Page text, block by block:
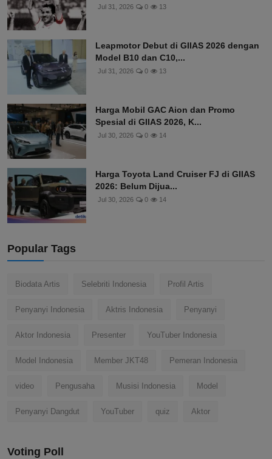
Jul 31, 2026 0 13
Leapmotor Debut di GIIAS 2026 dengan
Model B10 dan C10,...
Jul 31, 2026 0 13
Harga Mobil GAC Aion dan Promo
Spesial di GIIAS 2026, K...
Jul 30, 2026 0 14
Harga Toyota Land Cruiser FJ di GIIAS
2026: Belum Dijua...
Jul 30, 2026 0 14
Popular Tags
Biodata Artis Selebriti Indonesia Profil Artis
Penyanyi Indonesia Aktris Indonesia Penyanyi
Aktor Indonesia Presenter YouTuber Indonesia
Model Indonesia Member JKT48 Pemeran Indonesia
video Pengusaha Musisi Indonesia Model
Penyanyi Dangdut YouTuber quiz Aktor
Voting Poll